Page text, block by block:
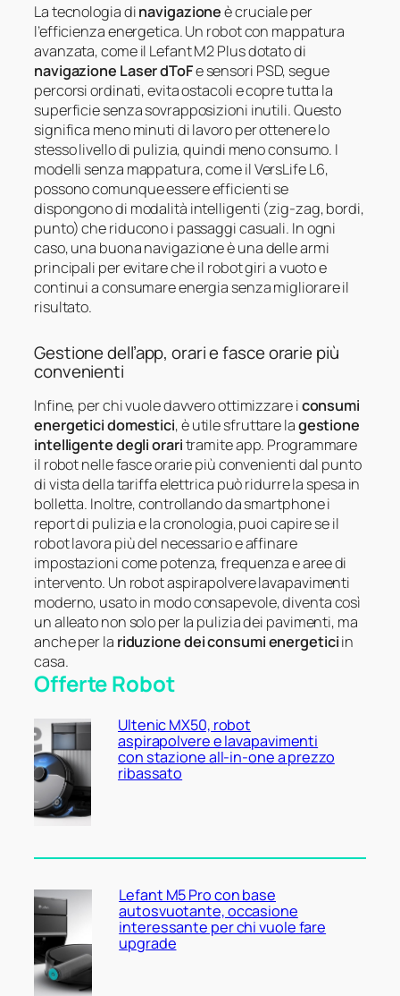
La tecnologia dinavigazioneè cruciale per
l’efficienza energetica. Un robot con mappatura
avanzata, come il Lefant M2 Plus dotato di
navigazione Laser dToFe sensori PSD, segue
percorsi ordinati, evita ostacoli e copre tutta la
superficie senza sovrapposizioni inutili. Questo
significa meno minuti di lavoro per ottenere lo
stesso livello di pulizia, quindi meno consumo. I
modelli senza mappatura, come il VersLife L6,
possono comunque essere efficienti se
dispongono di modalità intelligenti (zig-zag, bordi,
punto) che riducono i passaggi casuali. In ogni
caso, una buona navigazione è una delle armi
principali per evitare che il robot giri a vuoto e
continui a consumare energia senza migliorare il
risultato.
Gestione dell’app, orari e fasce orarie più
convenienti
Infine, per chi vuole davvero ottimizzare iconsumi
energetici domestici, è utile sfruttare lagestione
intelligente degli oraritramite app. Programmare
il robot nelle fasce orarie più convenienti dal punto
di vista della tariffa elettrica può ridurre la spesa in
bolletta. Inoltre, controllando da smartphone i
report di pulizia e la cronologia, puoi capire se il
robot lavora più del necessario e affinare
impostazioni come potenza, frequenza e aree di
intervento. Un robot aspirapolvere lavapavimenti
moderno, usato in modo consapevole, diventa così
un alleato non solo per la pulizia dei pavimenti, ma
anche per la riduzione dei consumi energeticiin
casa.
Offerte Robot
Ultenic MX50, robot
aspirapolvere e lavapavimenti
con stazione all-in-one a prezzo
ribassato
Lefant M5 Pro con base
autosvuotante, occasione
interessante per chi vuole fare
upgrade